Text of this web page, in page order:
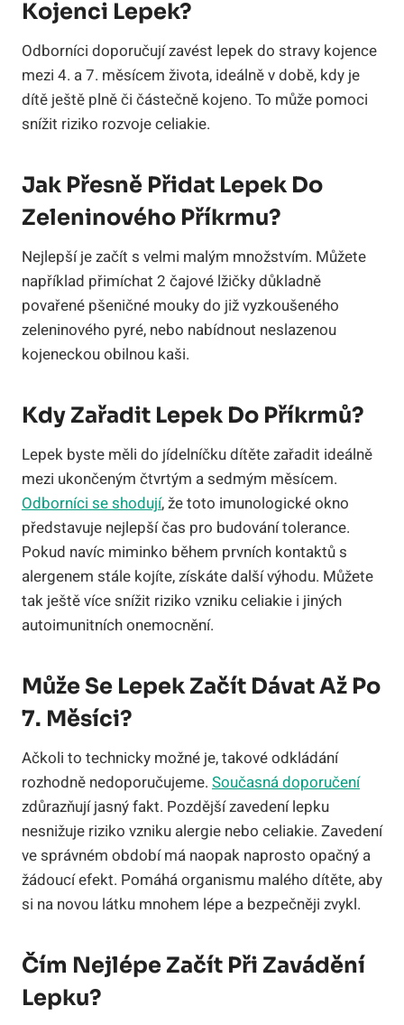
Kojenci Lepek?
Odborníci doporučují zavést lepek do stravy kojence
mezi 4. a 7. měsícem života, ideálně v době, kdy je
dítě ještě plně či částečně kojeno. To může pomoci
snížit riziko rozvoje celiakie.
Jak Přesně Přidat Lepek Do
Zeleninového Příkrmu?
Nejlepší je začít s velmi malým množstvím. Můžete
například přimíchat 2 čajové lžičky důkladně
povařené pšeničné mouky do již vyzkoušeného
zeleninového pyré, nebo nabídnout neslazenou
kojeneckou obilnou kaši.
Kdy Zařadit Lepek Do Příkrmů?
Lepek byste měli do jídelníčku dítěte zařadit ideálně
mezi ukončeným čtvrtým a sedmým měsícem.
Odborníci se shodují, že toto imunologické okno
představuje nejlepší čas pro budování tolerance.
Pokud navíc miminko během prvních kontaktů s
alergenem stále kojíte, získáte další výhodu. Můžete
tak ještě více snížit riziko vzniku celiakie i jiných
autoimunitních onemocnění.
Může Se Lepek Začít Dávat Až Po
7. Měsíci?
Ačkoli to technicky možné je, takové odkládání
rozhodně nedoporučujeme. Současná doporučení
zdůrazňují jasný fakt. Pozdější zavedení lepku
nesnižuje riziko vzniku alergie nebo celiakie. Zavedení
ve správném období má naopak naprosto opačný a
žádoucí efekt. Pomáhá organismu malého dítěte, aby
si na novou látku mnohem lépe a bezpečněji zvykl.
Čím Nejlépe Začít Při Zavádění
Lepku?